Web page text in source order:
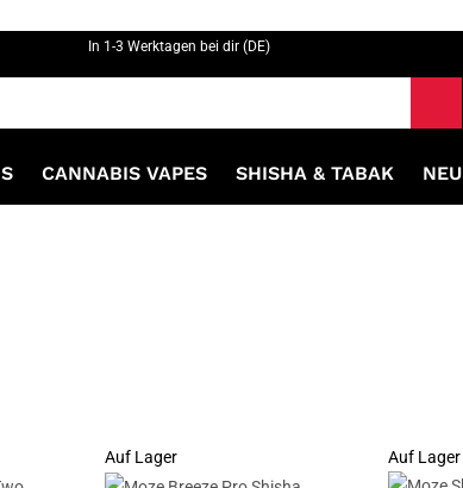
In 1-3 Werktagen bei dir (DE)
CANNABIS VAPES SHISHA & TABAK NEU
Auf Lager Auf Lager